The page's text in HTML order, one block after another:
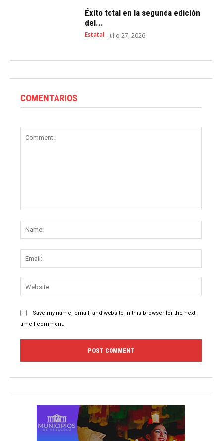
Éxito total en la segunda edición
del...
Estatal julio 27, 2026
COMENTARIOS
Save my name, email, and website in this browser for the next
time I comment.